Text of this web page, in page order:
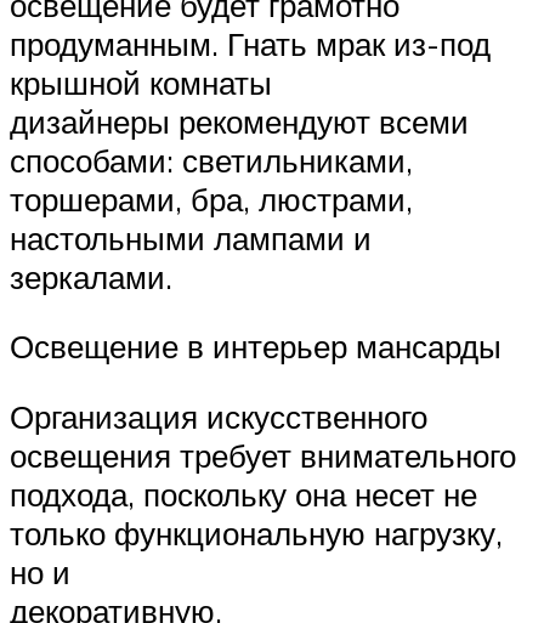
продуманным. Гнать мрак из-под
крышной комнаты
дизайнеры рекомендуют всеми
способами: светильниками,
торшерами, бра, люстрами,
настольными лампами и
зеркалами.
Освещение в интерьер мансарды
Организация искусственного
освещения требует внимательного
подхода, поскольку она несет не
только функциональную нагрузку,
но и
декоративную.